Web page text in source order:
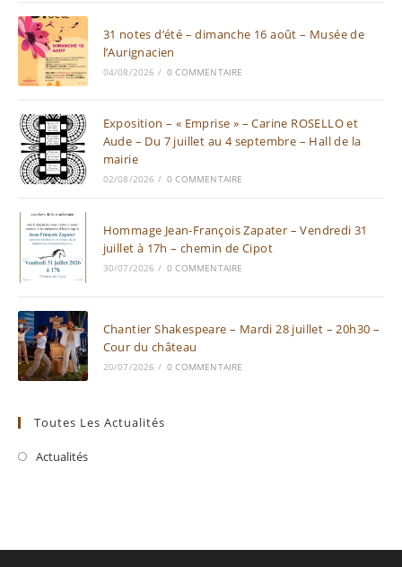
31 notes d’été – dimanche 16 août – Musée de
l’Aurignacien
04/08/2026 / 0 COMMENTAIRE
Exposition – « Emprise » – Carine ROSELLO et
Aude – Du 7 juillet au 4 septembre – Hall de la
mairie
02/08/2026 / 0 COMMENTAIRE
Hommage Jean-François Zapater – Vendredi 31
juillet à 17h – chemin de Cipot
30/07/2026 / 0 COMMENTAIRE
Chantier Shakespeare – Mardi 28 juillet – 20h30 –
Cour du château
20/07/2026 / 0 COMMENTAIRE
Toutes Les Actualités
Actualités